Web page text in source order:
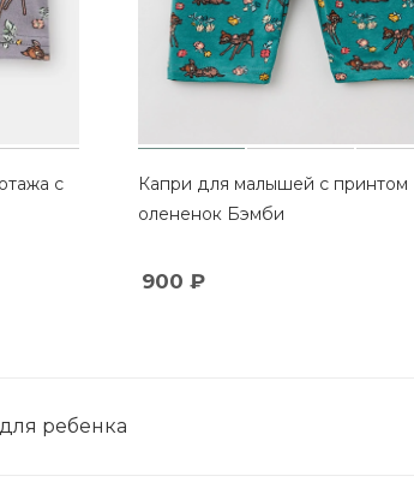
с
Капри для малышей с принтом
олененок Бэмби
900 ₽
ребенка